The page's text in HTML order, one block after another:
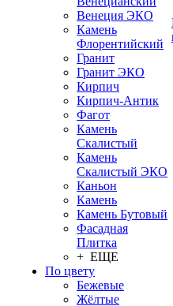
Венеция ЭКО
Камень
Флорентийский
Гранит
Гранит ЭКО
Кирпич
Кирпич-Антик
Фагот
Камень
Скалистый
Камень
Скалистый ЭКО
Каньон
Камень
Камень Бутовый
Фасадная
Плитка
+ ЕЩЕ
По цвету
Бежевые
Жёлтые